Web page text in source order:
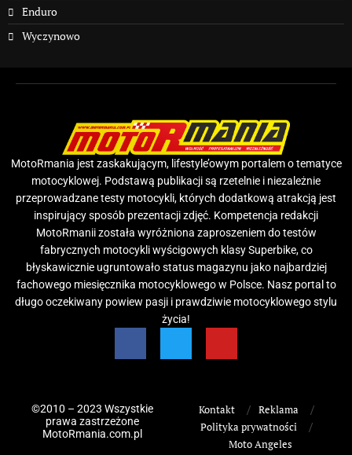
Enduro
Wyczynowo
MotoRmania jest zaskakującym, lifestyle’owym portalem o tematyce
motocyklowej. Podstawą publikacji są rzetelnie i niezależnie
przeprowadzane testy motocykli, których dodatkową atrakcją jest
inspirujący sposób prezentacji zdjęć. Kompetencja redakcji
MotoRmanii została wyróżniona zaproszeniem do testów
fabrycznych motocykli wyścigowych klasy Superbike, co
błyskawicznie ugruntowało status magazynu jako najbardziej
fachowego miesięcznika motocyklowego w Polsce. Nasz portal to
długo oczekiwany powiew pasji i prawdziwie motocyklowego stylu
życia!
©2010 – 2023 Wszystkie
prawa zastrzeżone
MotoRmania.com.pl
Kontakt
Reklama
Polityka prywatności
Moto Angeles